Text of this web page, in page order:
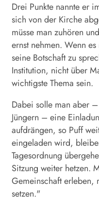
Drei Punkte nannte er
sich von der Kirche
müsse man zuhören
ernst nehmen. Wenn
seine Botschaft zu
Institution, nicht über
wichtigste Thema sein.
Dabei solle man aber
Jüngern – eine
aufdrängen, so Puff
eingeladen wird,
Tagesordnung
Sitzung weiter hetzen.
Gemeinschaft erleben,
setzen."